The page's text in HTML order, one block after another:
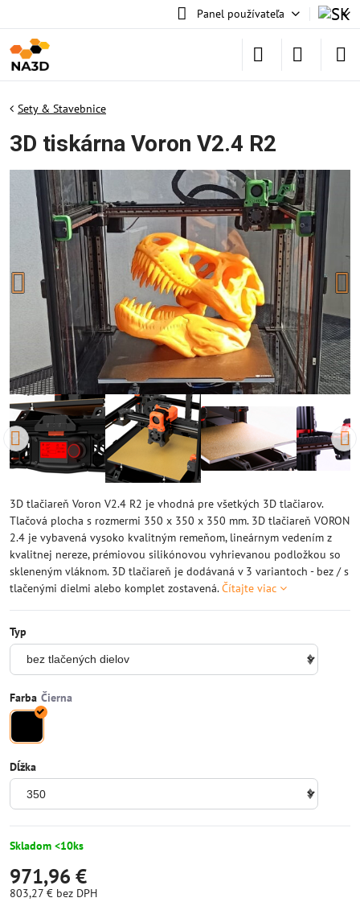
Panel používateľa
Sety & Stavebnice
3D tiskárna Voron V2.4 R2
3D tlačiareň Voron V2.4 R2 je vhodná pre všetkých 3D tlačiarov.
Tlačová plocha s rozmermi 350 x 350 x 350 mm. 3D tlačiareň VORON
2.4 je vybavená vysoko kvalitným remeňom, lineárnym vedením z
kvalitnej nereze, prémiovou silikónovou vyhrievanou podložkou so
skleneným vláknom. 3D tlačiareň je dodávaná v 3 variantoch - bez / s
tlačenými dielmi alebo komplet zostavená.Čítajte viac
Typ
Farba
Dĺžka
Skladom <10ks
971,96 €
803,27 € bez DPH